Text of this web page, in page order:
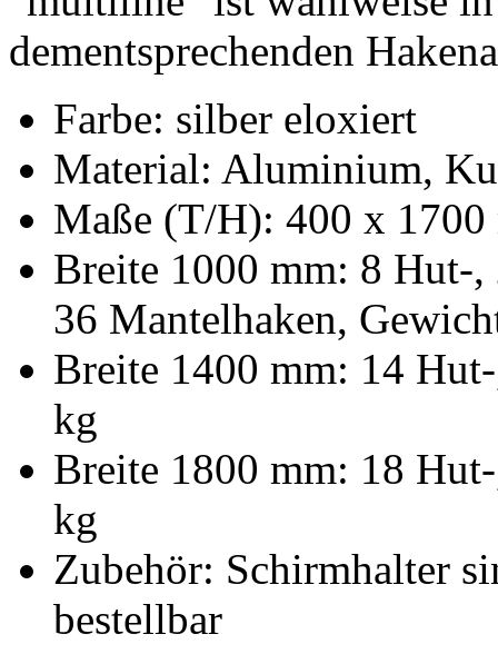
dementsprechenden
Farbe: silber eloxiert
Material: Aluminium,
Maße (T/H): 400 x 1700
Breite 1000 mm: 8 Hut-
36 Mantelhaken,
Breite 1400 mm: 14
kg
Breite 1800 mm: 18
kg
Zubehör: Schirmhalter
bestellbar